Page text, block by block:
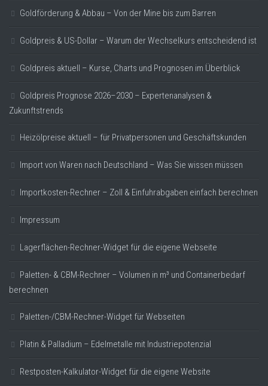
Goldförderung & Abbau – Von der Mine bis zum Barren
Goldpreis & US-Dollar – Warum der Wechselkurs entscheidend ist
Goldpreis aktuell – Kurse, Charts und Prognosen im Überblick
Goldpreis Prognose 2026–2030 – Expertenanalysen &
Zukunftstrends
Heizölpreise aktuell – für Privatpersonen und Geschäftskunden
Import von Waren nach Deutschland – Was Sie wissen müssen
Importkosten-Rechner – Zoll & Einfuhrabgaben einfach berechnen
Impressum
Lagerflächen-Rechner-Widget für die eigene Webseite
Paletten- & CBM-Rechner – Volumen in m³ und Containerbedarf
berechnen
Paletten-/CBM-Rechner-Widget für Webseiten
Platin & Palladium – Edelmetalle mit Industriepotenzial
Restposten-Kalkulator-Widget für die eigene Website